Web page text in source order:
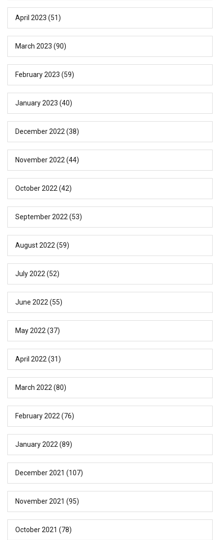
April 2023 (51)
March 2023 (90)
February 2023 (59)
January 2023 (40)
December 2022 (38)
November 2022 (44)
October 2022 (42)
September 2022 (53)
August 2022 (59)
July 2022 (52)
June 2022 (55)
May 2022 (37)
April 2022 (31)
March 2022 (80)
February 2022 (76)
January 2022 (89)
December 2021 (107)
November 2021 (95)
October 2021 (78)